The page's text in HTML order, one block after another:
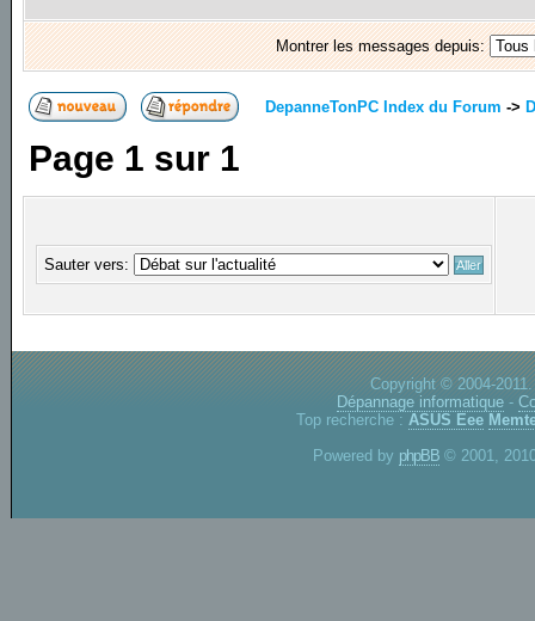
Montrer les messages depuis:
DepanneTonPC Index du Forum ->
Page 1 sur 1
Sauter vers:
Copyright © 2004-
Dépannage informatique -
Top recherche : ASUS Eee
Powered by phpBB © 2001,